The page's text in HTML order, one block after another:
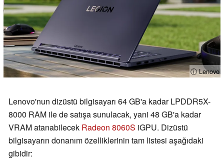
ⓘ Lenovo
Lenovo'nun dizüstü bilgisayarı 64 GB'a kadar LPDDR5X-
8000 RAM ile de satışa sunulacak, yani 48 GB'a kadar
VRAM atanabilecek Radeon 8060S iGPU. Dizüstü
bilgisayarın donanım özelliklerinin tam listesi aşağıdaki
gibidir: